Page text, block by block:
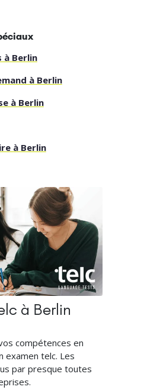
à Berlin
à Berlin
à Berlin
à Berlin
à Berlin
compétences en
examen telc. Les
par presque toutes